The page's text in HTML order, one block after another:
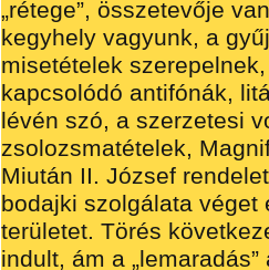
„rétege”, összetevője
kegyhely vagyunk, a
misetételek
kapcsolódó antifónák,
lévén szó, a szerzetesi
zsolozsmatételek,
Miután II. József
bodajki szolgálata
területet. Törés
indult, ám a